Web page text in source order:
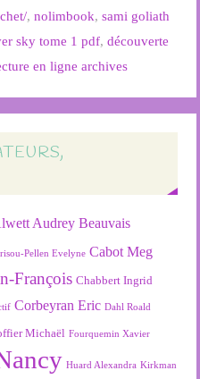
,nolimbook,sami goliath
sky tome 1 pdf,découverte
en ligne archives
Audrey Beauvais
Pellen Evelyne Cabot Meg
François Chabbert Ingrid
Corbeyran Eric Dahl Roald
Michaël Fourquemin Xavier
Huard Alexandra Kirkman